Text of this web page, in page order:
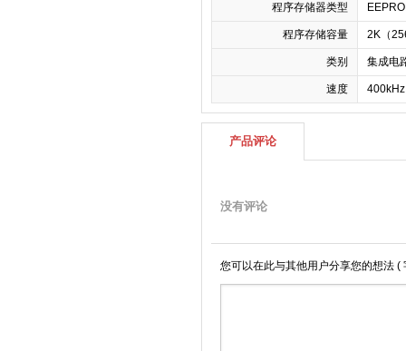
程序存储器类型
程序存储容量 2K（
类别 集成电
速度
产品评论
没有评论
您可以在此与其他用户分享您的想法 (